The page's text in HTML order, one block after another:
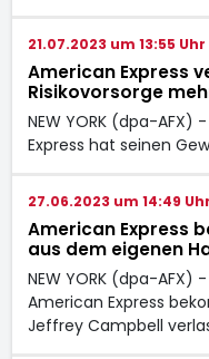
21.07.2023 um 13:55 Uhr
American Express
Risikovorsorge
NEW YORK (dpa-AFX)
Express hat seinen
27.06.2023 um 14:49 Uhr
American Express
aus dem eigenen
NEW YORK (dpa-AFX)
American Express
Jeffrey Campbell